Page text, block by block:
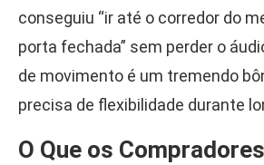
conseguiu “ir até o corredor do
porta fechada” sem perder o
de movimento é um tremendo
precisa de flexibilidade durante
O Que os